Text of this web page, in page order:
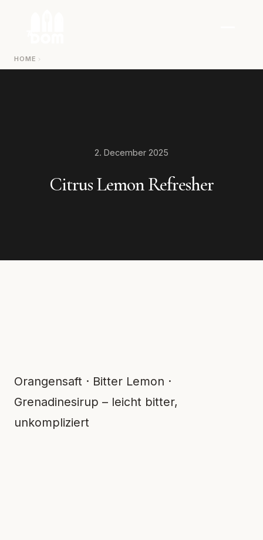
HOME
2. December 2025
Citrus Lemon Refresher
Orangensaft · Bitter Lemon ·
Grenadinesirup – leicht bitter,
unkompliziert